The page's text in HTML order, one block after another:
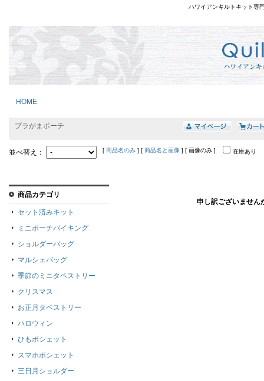
ハワイアンキルトキット専
HOME
プラがまポーチ
並べ替え： [ 商品名のみ ] [ 商品名と画像 ] [ 画像のみ ] 在庫あり
申し訳ございません
商品カテゴリ
セット済みキット
ミニポーチバイキング
ショルダーバッグ
マルシェバッグ
季節のミニタペストリー
クリスマス
お正月タペストリー
ハロウィン
ひもポシェット
スマホポシェット
三日月ショルダー